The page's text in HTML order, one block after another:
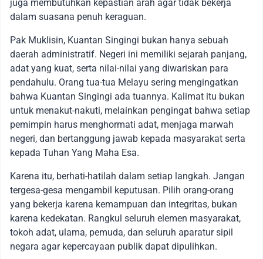
juga membutuhkan kepastian arah agar tidak bekerja
dalam suasana penuh keraguan.
Pak Muklisin, Kuantan Singingi bukan hanya sebuah
daerah administratif. Negeri ini memiliki sejarah panjang,
adat yang kuat, serta nilai-nilai yang diwariskan para
pendahulu. Orang tua-tua Melayu sering mengingatkan
bahwa Kuantan Singingi ada tuannya. Kalimat itu bukan
untuk menakut-nakuti, melainkan pengingat bahwa setiap
pemimpin harus menghormati adat, menjaga marwah
negeri, dan bertanggung jawab kepada masyarakat serta
kepada Tuhan Yang Maha Esa.
Karena itu, berhati-hatilah dalam setiap langkah. Jangan
tergesa-gesa mengambil keputusan. Pilih orang-orang
yang bekerja karena kemampuan dan integritas, bukan
karena kedekatan. Rangkul seluruh elemen masyarakat,
tokoh adat, ulama, pemuda, dan seluruh aparatur sipil
negara agar kepercayaan publik dapat dipulihkan.